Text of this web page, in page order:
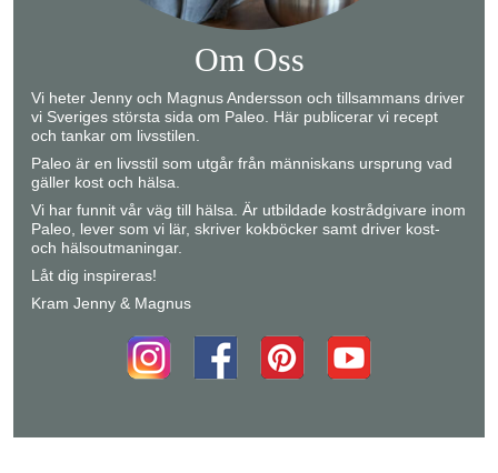
Om Oss
Vi heter Jenny och Magnus Andersson och tillsammans driver
vi Sveriges största sida om Paleo. Här publicerar vi recept
och tankar om livsstilen.
Paleo är en livsstil som utgår från människans ursprung vad
gäller kost och hälsa.
Vi har funnit vår väg till hälsa. Är utbildade kostrådgivare inom
Paleo, lever som vi lär, skriver kokböcker samt driver kost-
och hälsoutmaningar.
Låt dig inspireras!
Kram Jenny & Magnus